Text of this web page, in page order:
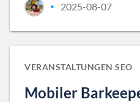
• 2025-08-07
VERANSTALTUNGEN SEO
Mobiler